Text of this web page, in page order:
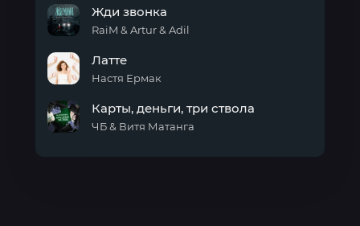
звонка
Жди звонка
RaiM & Artur & Adil
Латте
Настя Ермак
Карты, деньги, три ствола
ЧБ & Витя Матанга